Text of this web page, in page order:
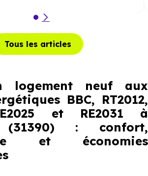
Tous les articles
logement neuf aux
BBC, RT2012,
et RE2031 à
(31390) : confort,
et économies